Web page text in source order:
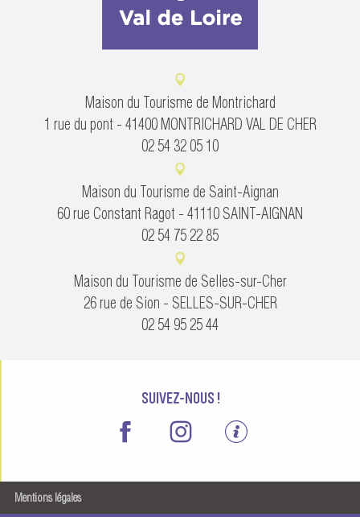
Maison du Tourisme de Montrichard
1 rue du pont - 41400 MONTRICHARD VAL DE CHER
02 54 32 05 10
Maison du Tourisme de Saint-Aignan
60 rue Constant Ragot - 41110 SAINT-AIGNAN
02 54 75 22 85
Maison du Tourisme de Selles-sur-Cher
26 rue de Sion - SELLES-SUR-CHER
02 54 95 25 44
SUIVEZ-NOUS !
Mentions légales